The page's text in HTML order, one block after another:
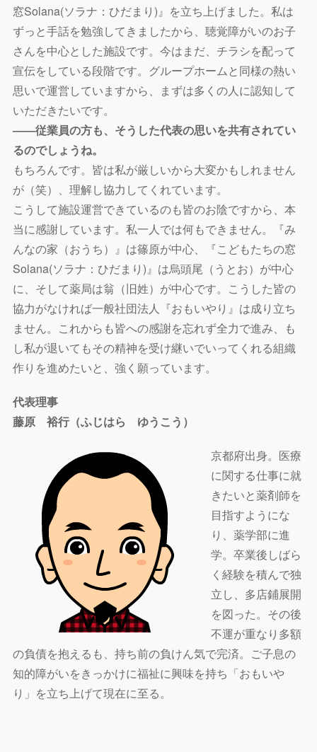
窓Solana(ソラナ：ひだまり)』を立ち上げました。私は
ずっと手話を勉強してきましたから、聴覚障がいのお子
さんを中心とした施設です。今はまだ、チラシを配って
宣伝をしている段階です。グループホームと同様の熱い
思いで運営していますから、まずは多くの人に認知して
いただきたいです。
――従業員の方も、そうした代表の思いを共有されてい
るのでしょうね。
もちろんです。皆は私が厳しいから大変かもしれません
が（笑）、理解し協力してくれています。
こうして施設運営できているのも皆のお陰ですから、本
当に感謝しています。私一人では何もできません。『み
んなの家（おうち）』は篠原が中心、『こどもたちの窓
Solana(ソラナ：ひだまり)』は烏頭尾（うとお）が中心
に、そして薬局は翁（旧姓）が中心です。こうした皆の
協力がなければ一般社団法人『おもいやり』は成り立ち
ません。これからも皆への感謝を忘れず全力で進み、も
し私が退いてもその精神を受け継いでいってくれる組織
作りを進めたいと、強く願っています。
代表理事
藤原 裕行（ふじはら ゆうこう）
京都府出身。医療
に関する仕事に就
きたいと薬剤師を
目指すようにな
り、薬学部に進
学。卒業後しばら
く経験を積んで独
立し、多店鋪展開
を図った。その後
不運が重なり多額
の負債を抱えるも、持ち前の負けん気で完済。ご子息の
知的障がいをきっかけに福祉に興味を持ち「おもいや
り」を立ち上げて現在に至る。